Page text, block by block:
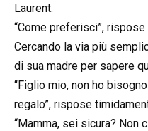
Laurent.
“Come preferisci”,
Cercando la via più
di sua madre per sapere
“Figlio mio, non ho
regalo”, rispose
“Mamma, sei sicura? Non